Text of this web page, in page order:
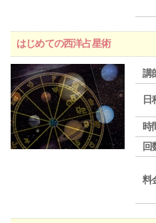
はじめての西洋占星術
講
日
時
回
料